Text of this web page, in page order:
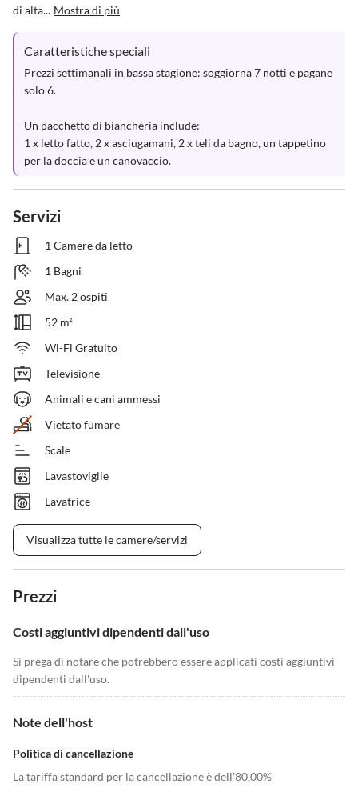
di alta... Mostra di più
Caratteristiche speciali
Prezzi settimanali in bassa stagione: soggiorna 7 notti e pagane
solo 6.
Un pacchetto di biancheria include:
1 x letto fatto, 2 x asciugamani, 2 x teli da bagno, un tappetino
per la doccia e un canovaccio.
Servizi
1 Camere da letto
1 Bagni
Max. 2 ospiti
52 m²
Wi-Fi Gratuito
Televisione
Animali e cani ammessi
Vietato fumare
Scale
Lavastoviglie
Lavatrice
Visualizza tutte le camere/servizi
Prezzi
Costi aggiuntivi dipendenti dall'uso
Si prega di notare che potrebbero essere applicati costi aggiuntivi
dipendenti dall'uso.
Note dell'host
Politica di cancellazione
La tariffa standard per la cancellazione è dell'80,00%